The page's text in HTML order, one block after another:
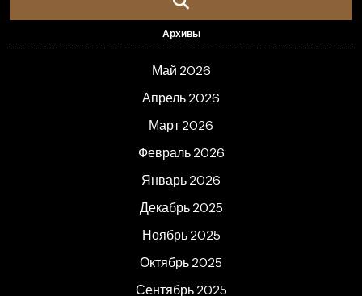
Архивы
Май 2026
Апрель 2026
Март 2026
Февраль 2026
Январь 2026
Декабрь 2025
Ноябрь 2025
Октябрь 2025
Сентябрь 2025